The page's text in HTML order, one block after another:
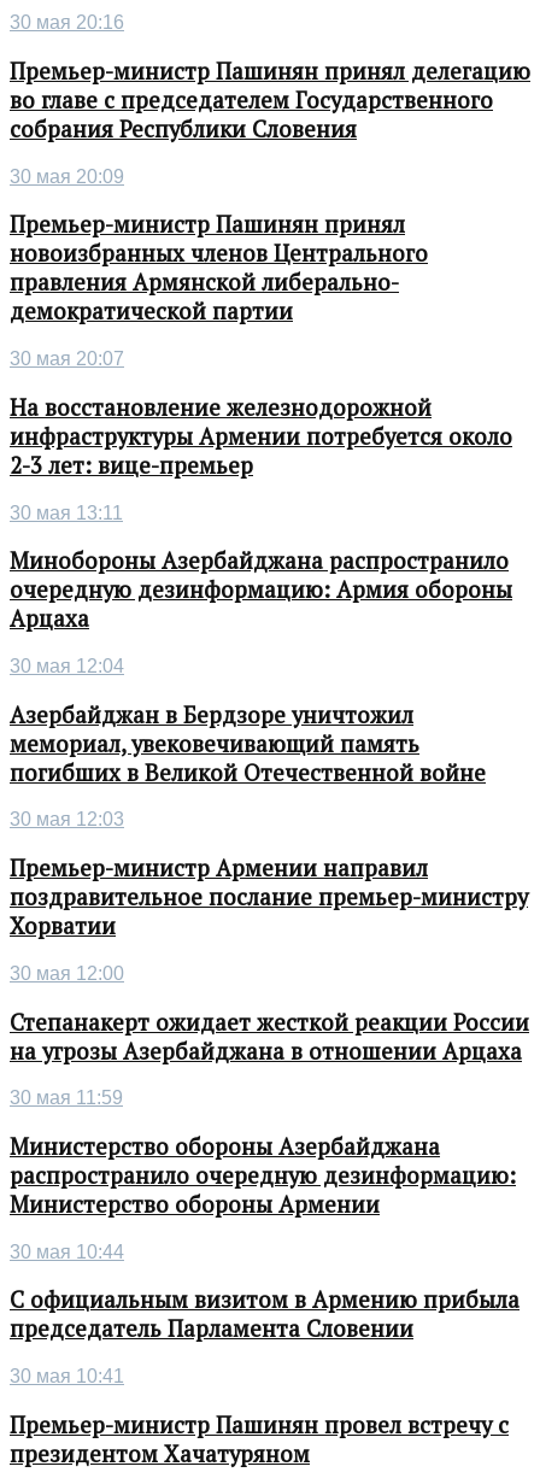
30 мая 20:16
Премьер-министр Пашинян принял делегацию
во главе с председателем Государственного
собрания Республики Словения
30 мая 20:09
Премьер-министр Пашинян принял
новоизбранных членов Центрального
правления Армянской либерально-
демократической партии
30 мая 20:07
На восстановление железнодорожной
инфраструктуры Армении потребуется около
2-3 лет: вице-премьер
30 мая 13:11
Минобороны Азербайджана распространило
очередную дезинформацию: Армия обороны
Арцаха
30 мая 12:04
Азербайджан в Бердзоре уничтожил
мемориал, увековечивающий память
погибших в Великой Отечественной войне
30 мая 12:03
Премьер-министр Армении направил
поздравительное послание премьер-министру
Хорватии
30 мая 12:00
Степанакерт ожидает жесткой реакции России
на угрозы Азербайджана в отношении Арцаха
30 мая 11:59
Министерство обороны Азербайджана
распространило очередную дезинформацию:
Министерство обороны Армении
30 мая 10:44
С официальным визитом в Армению прибыла
председатель Парламента Словении
30 мая 10:41
Премьер-министр Пашинян провел встречу с
президентом Хачатуряном